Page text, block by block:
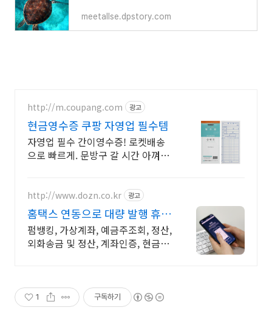
meetallse.dpstory.com
http://m.coupang.com 광고
현금영수증 쿠팡 자영업 필수템
자영업 필수 간이영수증! 로켓배송
으로 빠르게. 문방구 갈 시간 아껴
요.
http://www.dozn.co.kr 광고
홈택스 연동으로 대량 발행 휴폐
업조회 연동 업무 자동화
펌뱅킹, 가상계좌, 예금주조회, 정산,
외화송금 및 정산, 계좌인증, 현금영
1 구독하기